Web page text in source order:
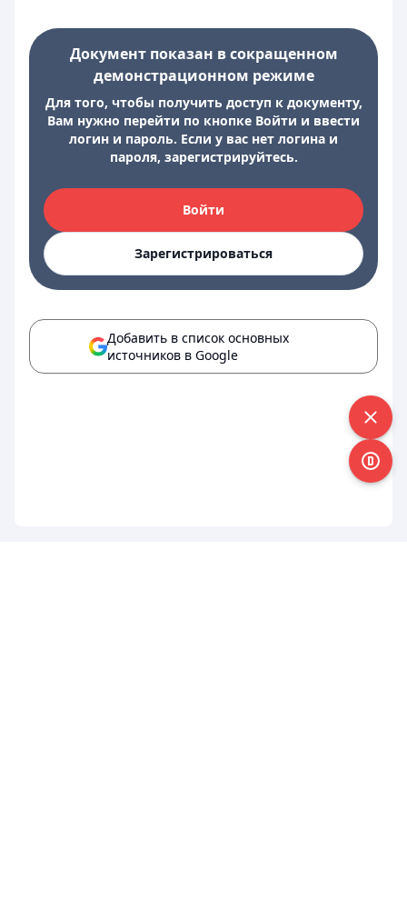
Документ показан в сокращенном
демонстрационном режиме
Для того, чтобы получить доступ к документу,
Вам нужно перейти по кнопке Войти и ввести
логин и пароль. Если у вас нет логина и
пароля, зарегистрируйтесь.
Войти
Зарегистрироваться
Добавить в список основных
источников в Google